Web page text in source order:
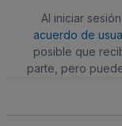
Al iniciar
acuerdo de
posible que
parte, pero